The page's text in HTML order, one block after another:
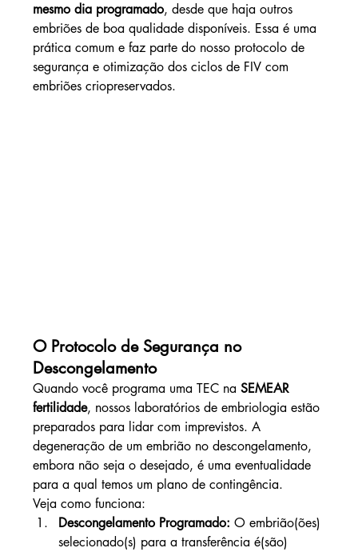
mesmo dia programado, desde que haja outros
embriões de boa qualidade disponíveis. Essa é uma
prática comum e faz parte do nosso protocolo de
segurança e otimização dos ciclos de FIV com
embriões criopreservados.
O Protocolo de Segurança no
Descongelamento
Quando você programa uma TEC na SEMEAR
fertilidade, nossos laboratórios de embriologia estão
preparados para lidar com imprevistos. A
degeneração de um embrião no descongelamento,
embora não seja o desejado, é uma eventualidade
para a qual temos um plano de contingência.
Veja como funciona:
Descongelamento Programado: O embrião(ões)
selecionado(s) para a transferência é(são)